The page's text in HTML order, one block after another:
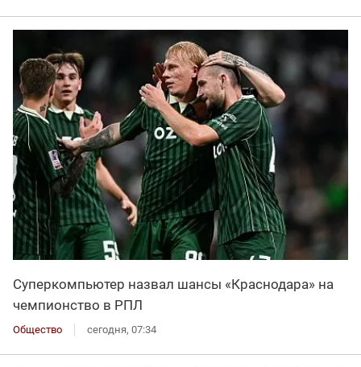
Суперкомпьютер назвал шансы «Краснодара» на
чемпионство в РПЛ
Общество сегодня, 07:34